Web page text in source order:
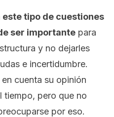
tipo de cuestiones
ser importante para
y no dejarles
e incertidumbre.
cuenta su opinión
tiempo, pero que no
por eso.